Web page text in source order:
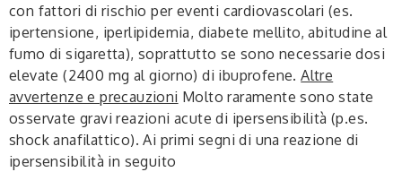
con fattori di rischio per eventi cardiovascolari (es.
ipertensione, iperlipidemia, diabete mellito, abitudine al
fumo di sigaretta), soprattutto se sono necessarie dosi
elevate (2400 mg al giorno) di ibuprofene.Altre
avvertenze e precauzioni Molto raramente sono state
osservate gravi reazioni acute di ipersensibilità (p.es.
shock anafilattico). Ai primi segni di una reazione di
ipersensibilità in seguito